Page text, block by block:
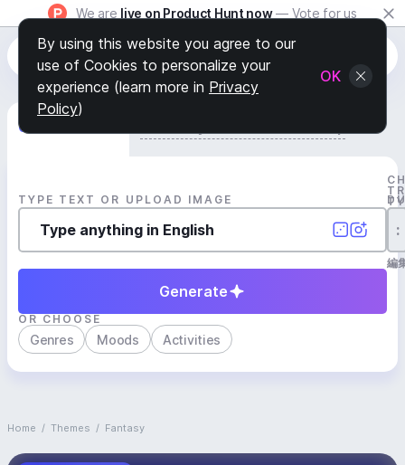
We are live on Product Hunt now — Vote for us
Generate Track
TYPE TEXT OR UPLOAD IMAGE
:
編
Generate
OR CHOOSE
Genres Moods Activities
Home / Themes / Fantasy
By using this website you agree to our
use of Cookies to personalize your
experience (learn more in Privacy
Policy)
OK